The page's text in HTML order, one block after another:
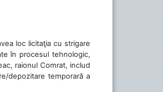
loc licitaţia cu strigare
în procesul tehnologic,
raionul Comrat, includ
depozitare temporară a